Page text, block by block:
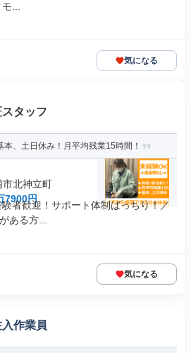
...
気になる
タッフ
、土日休み！月平均残業15時間！
北神立町
7900円
者歓迎！サポート体制ばっちり！／
ある方...
気になる
作業員